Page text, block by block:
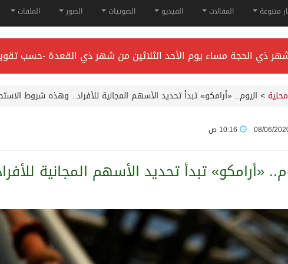
متنوعة المقالات الفيديو الصوتيات الصور الملفات
في جدة.
فبراير 2026
دوري أبطال آسيا للنخبة 2026
في جدة
> اليوم.. «أرامكو» تبدأ تحديد الأسهم المجانية للأفراد.. وهذه شروط
08/06/
«أرامكو» تبدأ تحديد الأسهم المجانية